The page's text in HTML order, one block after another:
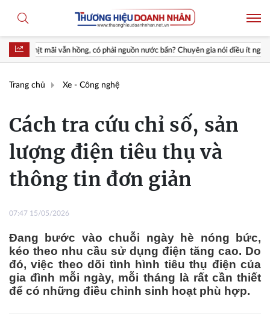
hồng, có phải nguồn nước bẩn? Chuyên gia nói điều ít người biết
Trang chủ Xe - Công nghệ
Cách tra cứu chỉ số, sản
lượng điện tiêu thụ và
thông tin đơn giản
07:47 15/05/2026
Đang bước vào chuỗi ngày hè nóng bức,
kéo theo nhu cầu sử dụng điện tăng cao. Do
đó, việc theo dõi tình hình tiêu thụ điện của
gia đình mỗi ngày, mỗi tháng là rất cần thiết
để có những điều chỉnh sinh hoạt phù hợp.